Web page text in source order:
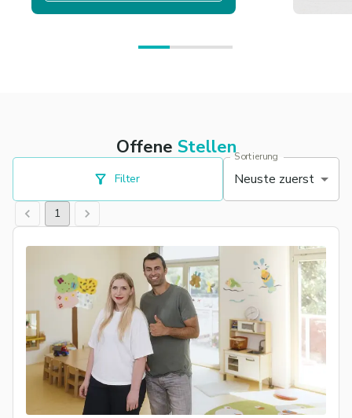
Offene Stellen
Filter
Sortierung
Neuste zuerst
1